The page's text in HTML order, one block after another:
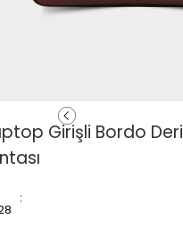
Girişli Bordo Deri